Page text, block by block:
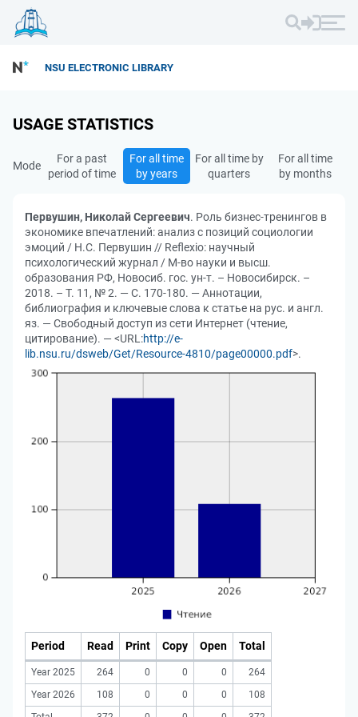
NSU ELECTRONIC LIBRARY
USAGE STATISTICS
Mode
For a past
period of time
For all time
by years
For all time by
quarters
For all time
by months
Первушин, Николай Сергеевич. Роль бизнес-тренингов в
экономике впечатлений: анализ с позиций социологии
эмоций / Н.С. Первушин // Reflexio: научный
психологический журнал / М-во науки и высш.
образования РФ, Новосиб. гос. ун-т. – Новосибирск. –
2018. – Т. 11, № 2. — С. 170-180. — Аннотации,
библиография и ключевые слова к статье на рус. и англ.
яз. — Свободный доступ из сети Интернет (чтение,
цитирование). — <URL:http://e-
lib.nsu.ru/dsweb/Get/Resource-4810/page00000.pdf>.
Period Read Print Copy Open Total
Year 2025 264 0 0 0
264
Year 2026
108 0 0 0
108